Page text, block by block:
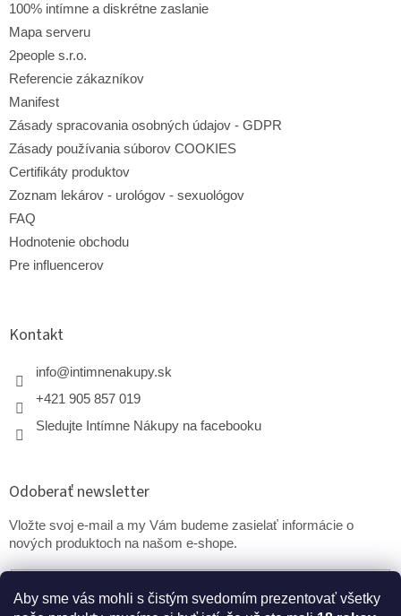
Aby sme vás mohli s čistým svedomím prezentovať všetky
100% intímne a diskrétne zaslanie
Mapa serveru
2people s.r.o.
Referencie zákazníkov
Manifest
Zásady spracovania osobných údajov - GDPR
Zásady používania súborov COOKIES
Certifikáty produktov
Zoznam lekárov - urológov - sexuológov
FAQ
Hodnotenie obchodu
Pre influencerov
Kontakt
info@intimnenakupy.sk
+421 905 857 019
Sledujte Intímne Nákupy na facebooku
Odoberať newsletter
Vložte svoj e-mail a my Vám budeme zasielať informácie o
nových produktoch na našom e-shope.